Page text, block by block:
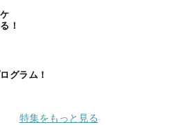
！
グラム！
特集をもっと見る